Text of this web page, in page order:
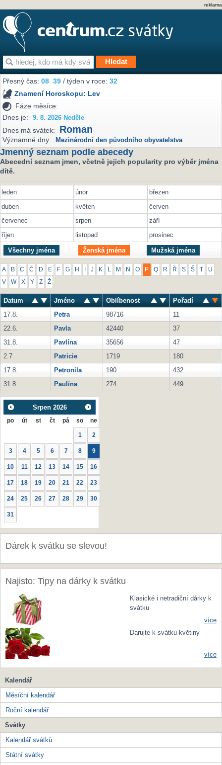
reklama
Přesný čas:08 39 / týden v roce:32
Znamení Horoskopu: Lev
Fáze měsíce:
Dnes je:
9. 8. 2026 Neděle
Dnes má svátek: Roman
Významné dny: Mezinárodní den původního obyvatelstva
Jmenný seznam podle abecedy
Abecední seznam jmen, včetně jejich popularity pro výběr jména
dítě.
leden únor
březen
duben
květen
červen
červenec
srpen
září
říjen
listopad prosinec
Všechny jména Ženská jména Mužská jména
A B C Č D E F G H J K M N O P Q R Ř S Š U
V W X Y Z Ž
Datum Jméno Oblíbenost
Pořadí
17.8.
Petra 98716
11
22.6.
Pavla 42440
37
31.8.
Pavlína 35656
47
2.7.
Patricie 1719
180
17.8.
Petronila 190
432
31.8.
Paulína 274 449
Srpen 2026
po út st čt pá so ne
1 2
3 4 5 6 7 8 9
10 11 12 13 14 15 16
17 18 19 20 21 22 23
24 25 26 27 28 29 30
31
Dárek k svátku se slevou!
Najisto: Tipy na dárky k svátku
Klasické i netradiční dárky k
svátku
více
Darujte k svátku květiny
více
Kalendář
Měsíční kalendář
Roční kalendář
Svátky
Kalendář svátků
Státní svátky